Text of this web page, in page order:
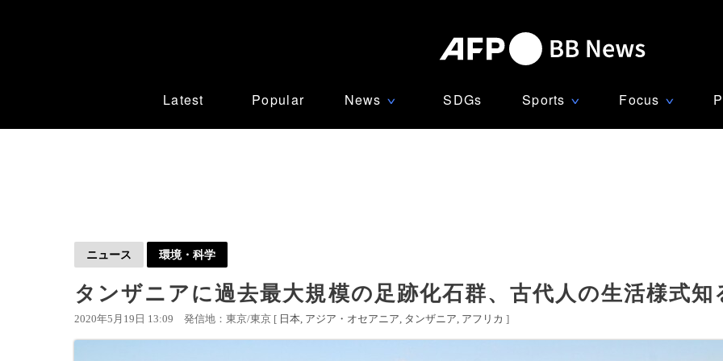
Latest Popular News ∨ SDGs Sports ∨ Focus ∨
ニュース 環境・科学
タンザニアに過去最大規模の足跡化石群、古代人の生活様式
2020年5月19日 13:09 発信地：東京/東京 [ 日本 アジア・オセアニア タンザニア アフリカ ]